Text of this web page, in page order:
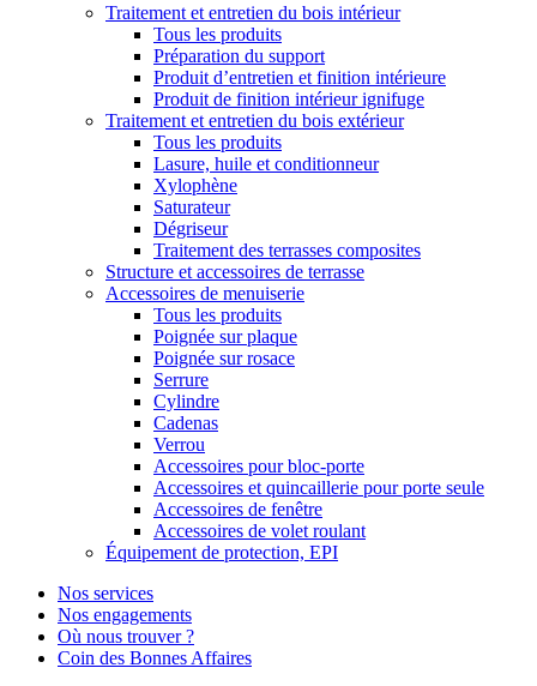
Traitement et entretien du bois intérieur
Tous les produits
Préparation du support
Produit d’entretien et finition intérieure
Produit de finition intérieur ignifuge
Traitement et entretien du bois extérieur
Tous les produits
Lasure, huile et conditionneur
Xylophène
Saturateur
Dégriseur
Traitement des terrasses composites
Structure et accessoires de terrasse
Accessoires de menuiserie
Tous les produits
Poignée sur plaque
Poignée sur rosace
Serrure
Cylindre
Cadenas
Verrou
Accessoires pour bloc-porte
Accessoires et quincaillerie pour porte seule
Accessoires de fenêtre
Accessoires de volet roulant
Équipement de protection, EPI
Nos services
Nos engagements
Où nous trouver ?
Coin des Bonnes Affaires